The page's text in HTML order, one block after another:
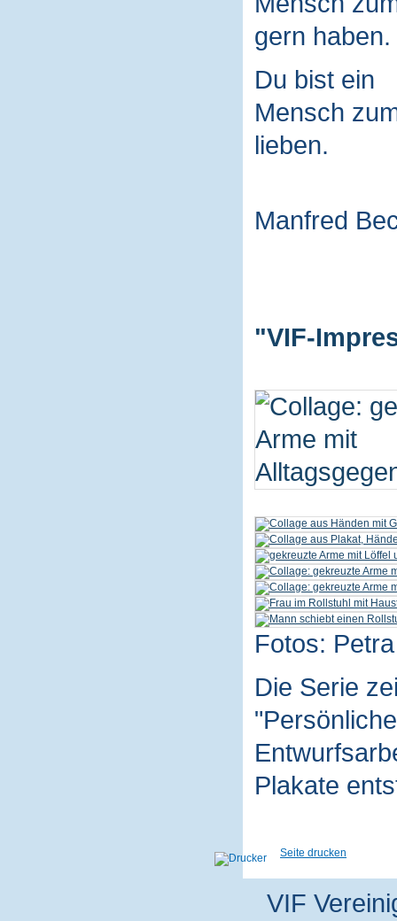
gern haben.
Du bist ein
Mensch
lieben.
Manfred
"VIF-
Fotos:
Die Serie
Plakate
Seite drucken
VIF